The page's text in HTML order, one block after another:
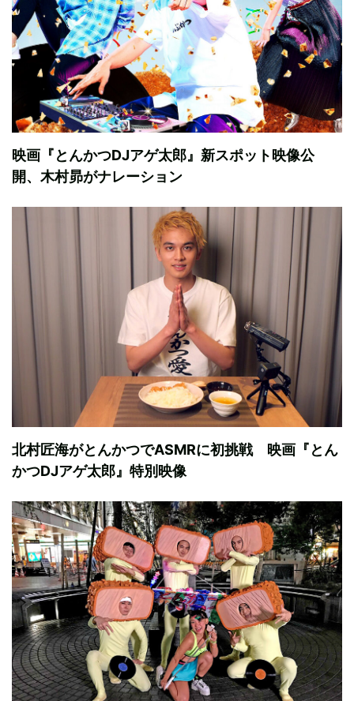
映画『とんかつDJアゲ太郎』新スポット映像公
開、木村昴がナレーション
北村匠海がとんかつでASMRに初挑戦 映画『とん
かつDJアゲ太郎』特別映像